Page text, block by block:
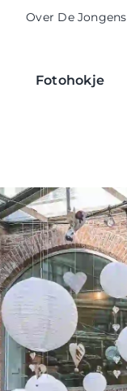
Over De Jongens
Fotohokje